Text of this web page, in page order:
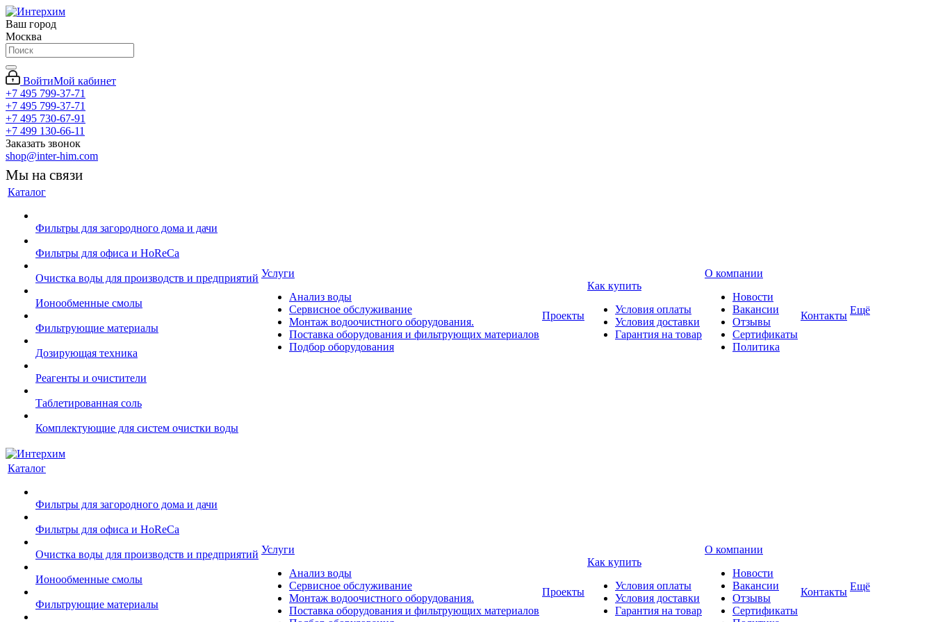
Ваш город
Москва
ВойтиМой кабинет
+7 495 799-37-71
+7 495 799-37-71
+7 495 730-67-91
+7 499 130-66-11
Заказать звонок
shop@inter-him.com
Мы на связи
Каталог
Фильтры для загородного дома и дачи
Фильтры для офиса и HoReCa
Очистка воды для производств и предприятий
Ионообменные смолы
Фильтрующие материалы
Дозирующая техника
Реагенты и очистители
Таблетированная соль
Комплектующие для систем очистки воды
Услуги
Анализ воды
Сервисное обслуживание
Монтаж водоочистного оборудования.
Поставка оборудования и фильтрующих материалов
Подбор оборудования
Проекты
Как купить
Условия оплаты
Условия доставки
Гарантия на товар
О компании
Новости
Вакансии
Отзывы
Сертификаты
Политика
Контакты Ещё
Каталог
Фильтры для загородного дома и дачи
Фильтры для офиса и HoReCa
Очистка воды для производств и предприятий
Ионообменные смолы
Фильтрующие материалы
Услуги
Анализ воды
Сервисное обслуживание
Монтаж водоочистного оборудования.
Поставка оборудования и фильтрующих материалов
Проекты
Как купить
Условия оплаты
Условия доставки
Гарантия на товар
О компании
Новости
Вакансии
Отзывы
Сертификаты
Контакты Ещё